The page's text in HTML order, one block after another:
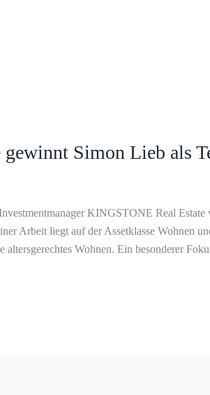
Simon Lieb als
KINGSTONE Real
Arbeit liegt auf der Assetklasse Wohnen
Wohnen. Ein besonderer